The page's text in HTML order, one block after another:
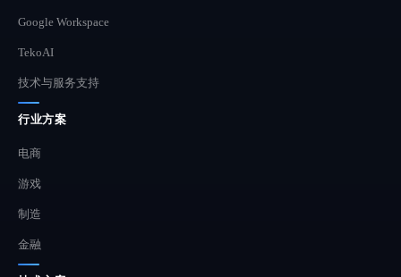
Google Workspace
TekoAI
技术与服务支持
行业方案
电商
游戏
制造
金融